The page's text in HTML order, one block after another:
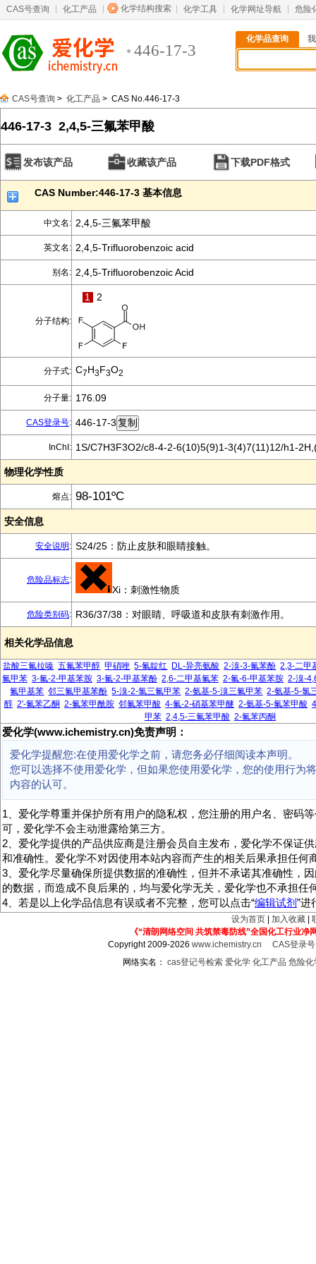
CAS号查询 化工产品 化学结构搜索 化学工具 化学网址导航 危险
446-17-3
化学品查询
CAS号查询 > 化工产品 > CAS No.446-17-3
446-17-3 2,4,5-三氟苯甲酸
发布该产品 收藏该产品 下载PDF格式
CAS Number:446-17-3 基本信息
中文名: 2,4,5-三氟苯甲酸
英文名: 2,4,5-Trifluorobenzoic acid
别名: 2,4,5-Trifluorobenzoic Acid
分子结构:
1 2
分子式: C7H3F3O2
分子量: 176.09
CAS登录号: 446-17-3
InChI: 1S/C7H3F3O2/c8-4-2-6(10)5(9)1-3(4)7(11)12/h1-
物理化学性质
熔点: 98-101ºC
安全信息
安全说明 : S24/25：防止皮肤和眼睛接触。
危险品标志:
Xi：刺激性物质
危险类别码: R36/37/38：对眼睛、呼吸道和皮肤有刺激作用。
相关化学品信息
盐酸三氟拉嗪 五氟苯甲醇 甲硝唑 5-氟靛红 DL-异亮氨酸 2-溴-3-氟苯酚 2,3-二甲
氟甲苯 3-氟-2-甲基苯胺 3-氟-2-甲基苯酚 2,6-二甲基氟苯 2-氟-6-甲基苯胺 2-溴-
氟甲基苯 邻三氟甲基苯酚 5-溴-2-氯三氟甲苯 2-氨基-5-溴三氟甲苯 2-氨基-5-氯
醇 2'-氟苯乙酮 2-氟苯甲酰胺 邻氟苯甲酸 4-氟-2-硝基苯甲醚 2-氨基-5-氟苯甲酸
甲苯 2,4,5-三氟苯甲酸 2-氟苯丙酮
爱化学(www.ichemistry.cn)免责声明：
爱化学提醒您:在使用爱化学之前，请您务必仔细阅读本声明。
您可以选择不使用爱化学，但如果您使用爱化学，您的使用行为
内容的认可。
1、爱化学尊重并保护所有用户的隐私权，您注册的用户名、密码
可，爱化学不会主动泄露给第三方。
2、爱化学提供的产品供应商是注册会员自主发布，爱化学不保证
和准确性。爱化学不对因使用本站内容而产生的相关后果承担任何
3、爱化学尽量确保所提供数据的准确性，但并不承诺其准确性，
的数据，而造成不良后果的，均与爱化学无关，爱化学也不承担任
4、若是以上化学品信息有误或者不完整，您可以点击“编辑试剂”进
设为首页 加入收藏
《“清朗网络空间 共筑禁毒防线”全国化工行业净
Copyright 2009-2026www.ichemistry.cn
CAS登录
网络实名： cas登记号检索 爱化学 化工产品 危险化